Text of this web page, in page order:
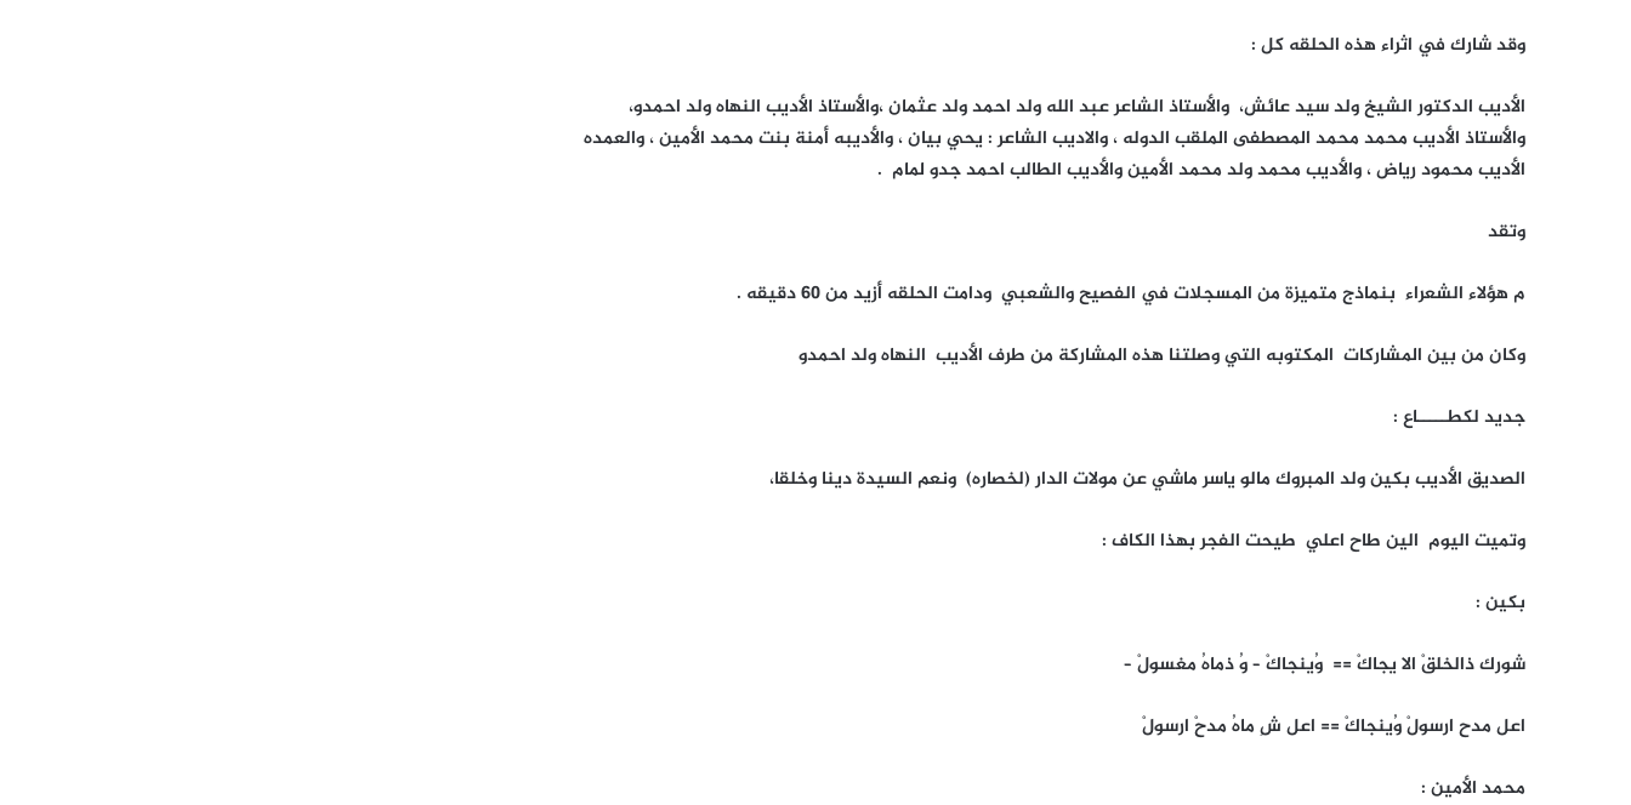
وقد شارك في اثراء هذه الحلقه كل :
الأديب الدكتور الشيخ ولد سيد عائش، والأستاذ الشاعر عبد الله ولد احمد ولد عثمان ،والأستاذ الأديب النهاه ولد احمدو،
والأستاذ الأديب محمد محمد المصطفى الملقب الدوله ، والاديب الشاعر : يحي بيان ، والأديبه أمنة بنت محمد الأمين ، والعمده
الأديب محمود رياض ، والأديب محمد ولد محمد الأمين والأديب الطالب احمد جدو لمام .
وتقد
م هؤلاء الشعراء بنماذج متميزة من المسجلات في الفصيح والشعبي ودامت الحلقه أزيد من 60 دقيقه .
وكان من بين المشاركات المكتوبه التي وصلتنا هذه المشاركة من طرف الأديب النهاه ولد احمدو
جديد لكطـــــاع :
الصديق الأديب بكين ولد المبروك مالو ياسر ماشي عن مولات الدار (لخصاره) ونعم السيدة دينا وخلقا،
وتميت اليوم الين طاح اعلي طيحت الفجر بهذا الكاف :
بكين :
شورك ذالخلقْ الا يجاكْ == وُينجاكْ – وُ ذماهُ مغسولْ –
اعل مدح ارسولْ وُينجاكْ == اعل شِ ماهُ مدحْ ارسولْ
محمد الأمين :